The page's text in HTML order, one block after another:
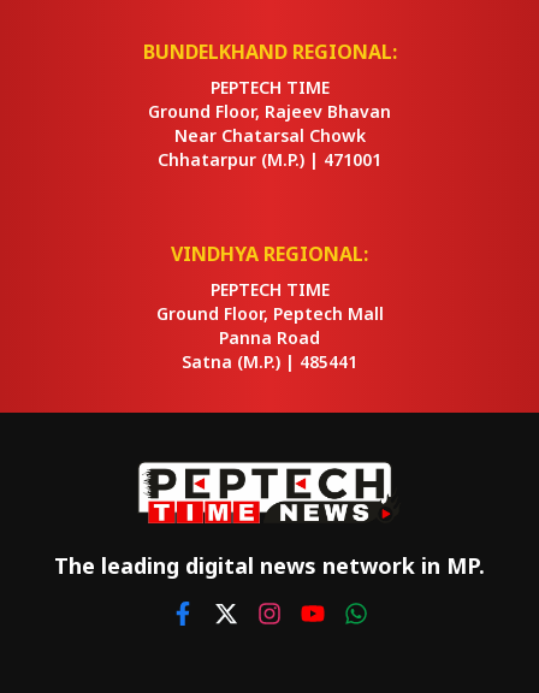
BUNDELKHAND REGIONAL:
PEPTECH TIME
Ground Floor, Rajeev Bhavan
Near Chatarsal Chowk
Chhatarpur (M.P.) | 471001
VINDHYA REGIONAL:
PEPTECH TIME
Ground Floor, Peptech Mall
Panna Road
Satna (M.P.) | 485441
The leading digital news network in MP.